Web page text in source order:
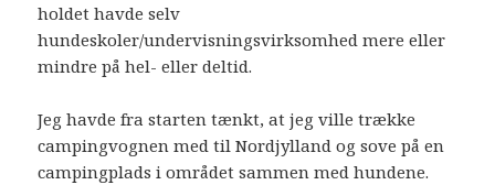
holdet havde selv
hundeskoler/undervisningsvirksomhed mere eller
mindre på hel- eller deltid.
Jeg havde fra starten tænkt, at jeg ville trække
campingvognen med til Nordjylland og sove på en
campingplads i området sammen med hundene.